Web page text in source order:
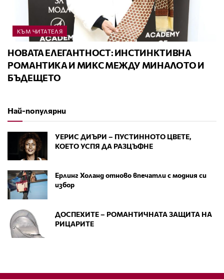
КЪМ ЧИТАТЕЛЯ
НОВАТА ЕЛЕГАНТНОСТ: ИНСТИНКТИВНА
РОМАНТИКА И МИКС МЕЖДУ МИНАЛОТО И
БЪДЕЩЕТО
Най-популярни
УЕРИС ДИЪРИ – ПУСТИННОТО ЦВЕТЕ,
КОЕТО УСПЯ ДА РАЗЦЪФНЕ
Ерлинг Холанд отново впечатли с модния си
избор
ДОСПЕХИТЕ – РОМАНТИЧНАТА ЗАЩИТА НА
РИЦАРИТЕ